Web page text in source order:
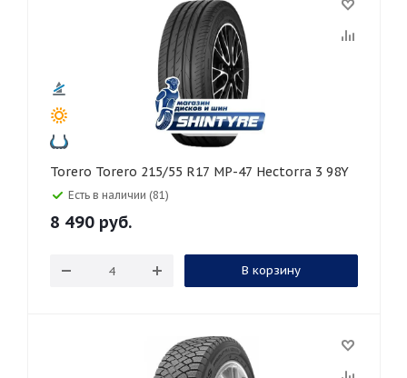
Torero Torero 215/55 R17 MP-47 Hectorra 3 98Y
Есть в наличии (81)
8 490 руб.
В корзину